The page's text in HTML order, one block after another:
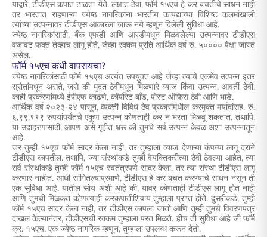
याद्वारे, टीडीएस कपात टाळता येते. लक्षात ठेवा, फॉर्म १५एच हे कर बचतीचे साधन नाही
तर भारतात राहणाऱ्या ज्येष्ठ नागरिकांना भारतीय कायद्यांच्या विशिष्ट कलमांखाली
त्यांच्या उत्पन्नावर टीडीएस आकारला जाऊ नये म्हणून दिलेली सुविधा आहे.
ज्येष्ठ नागरिकांसाठी, बँक एफडी आणि आरडीमधून मिळवलेल्या उत्पन्नावर टीडीएस
वजावट फक्त तेव्हाच लागू होते, जेव्हा रक्कम प्रति आर्थिक वर्ष रु. ५०००० पेक्षा जास्त
असेल.
फॉर्म १५एच कधी वापरायचा?
ज्येष्ठ नागरिकांसाठी फॉर्म १५एच अत्यंत उपयुक्त आहे जेव्हा त्यांचे एकमेव उत्पन्न इतर
स्रोतांमधून असते, जसे की मुदत ठेवींमधून मिळणारे व्याज किंवा उत्पन्न, आवर्ती ठेवी,
काही प्रकरणांमध्ये ईपीएफ काढणे, कॉर्पोरेट बाँड, पोस्ट ऑफिस ठेवी आणि भाडे.
आर्थिक वर्ष २०२३-२४ पासून, व्यक्ती विविध ठेव प्रकारांमधील करमुक्त मर्यादांसह, रु.
६,९९,९९९ रुपयांपर्यंतचे एकूण उत्पन्न कोणताही कर न भरता मिळवू शकतात. तथापि,
या उदाहरणासाठी, आपण असे गृहीत धरू की तुमचे सर्व उत्पन्न केवळ अशा उत्पन्नातून
आहे.
जर तुम्ही १५एच फॉर्म सादर केला नाही, तर तुम्हाला व्याज देणाऱ्या कंपन्या लागू दराने
टीडीएस कापतील. तथापि, ज्या संस्थांकडे तुम्ही वैयक्तिकरीत्या ठेवी ठेवल्या आहेत, त्या
सर्व संस्थांकडे तुम्ही फॉर्म १५एच स्वतंत्रपणे सादर केला, तर त्या संस्था टीडीएस लागू
करणार नाहीत. आधी सांगितल्याप्रमाणे, टीडीएस हे कर बचत करण्याचे साधन नसून ती
एक सुविधा आहे. यातील सोय अशी आहे की, यावर कोणताही टीडीएस लागू होत नाही
आणि तुमची मिळकत कोणत्याही करकपातीशिवाय तुम्हाला प्राप्त होते. दुसरीकडे, तुम्ही
फॉर्म १५एच सादर केला नाही, तर टीडीएस कापला जातो आणि तुम्ही तुमचे विवरणपत्र
दाखल केल्यानंतर, टीडीएसची रक्कम तुम्हाला परत मिळते. हीच ती सुविधा आहे जी फॉर्म
क्र. १५एच, एक ज्येष्ठ नागरिक म्हणून, तुम्हाला उपलब्ध करून देतो.